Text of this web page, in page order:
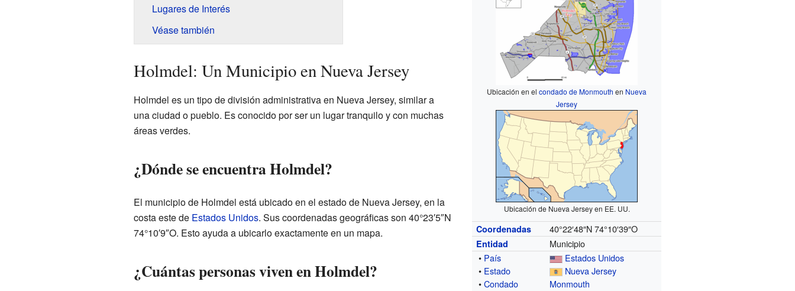
Ubicación en elcondado de Monmouth en Nueva
Jersey
Ubicación de Nueva Jersey en EE. UU.
Coordenadas 40°22′48″N 74°10′39″O
Entidad
Municipio
• País
Estados Unidos
• Estado
Nueva Jersey
•Condado Monmouth
Lugares de Interés
Véase también
Holmdel: Un Municipio en Nueva Jersey
Holmdel es un tipo de división administrativa en Nueva Jersey, similar a
una ciudad o pueblo. Es conocido por ser un lugar tranquilo y con muchas
áreas verdes.
¿Dónde se encuentra Holmdel?
El municipio de Holmdel está ubicado en el estado de Nueva Jersey, en la
costa este de Estados Unidos. Sus coordenadas geográficas son 40°23′5″N
74°10′9″O. Esto ayuda a ubicarlo exactamente en un mapa.
¿Cuántas personas viven en Holmdel?